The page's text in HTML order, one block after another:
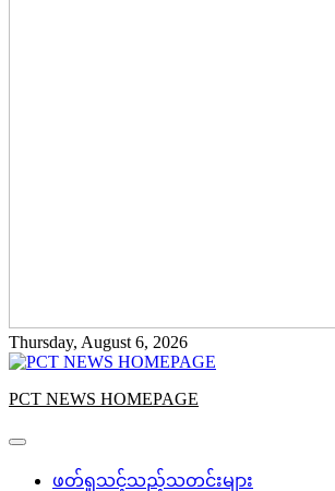
Thursday, August 6, 2026
PCT NEWS HOMEPAGE
ဖတ်ရှုသင့်သည့်သတင်းများ